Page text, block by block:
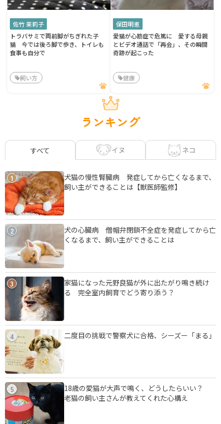
佐竹 茉莉子
トラバサミで両前脚がちぎれた子
猫 今では後ろ脚で歩き、トイレも
食事も自分で
飼い方
保田明恵
愛猫が心筋症で危篤に 愛する母親
とビデオ通話で「再会」、その瞬間
奇跡が起こった
健康
ランキング
すべて イヌ ネコ
1
犬猫の慢性腎臓病 発症してから亡くなるまで、
飼い主ができることは【獣医師監修】
2
犬の心臓病 僧帽弁閉鎖不全症を発症してから亡
くなるまで、飼い主ができることは
3
家猫になった元野良猫が外に出たがり鳴き続け
る 完全室内飼育でどう寄り添う？
4 二度目の挑戦で警察犬に合格、シーズー「まる」
5
18歳の愛猫が大声で鳴く、どうしたらいい？
老猫の飼い主さんが教えてくれた心構え